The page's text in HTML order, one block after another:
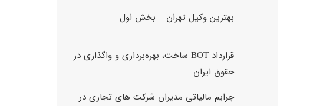
بهترین وکیل تهران – بخش اول
قرارداد BOT ساخت، بهره‌برداری و واگذاری در
حقوق ایران
جرایم مالیاتی مدیران شرکت های تجاری در